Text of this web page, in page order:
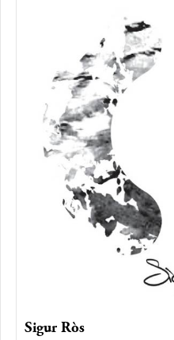
Sigur Ròs